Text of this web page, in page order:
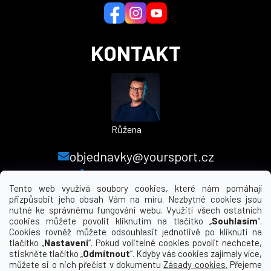
Tento web využívá soubory cookies, které nám pomáhají
přizpůsobit jeho obsah Vám na míru. Nezbytné cookies jsou
nutné ke správnému fungování webu. Využití všech ostatních
cookies můžete povolit kliknutím na tlačítko „Souhlasím“.
Cookies rovněž můžete odsouhlasit jednotlivě po kliknutí na
tlačítko „Nastavení“. Pokud volitelné cookies povolit nechcete,
stiskněte tlačítko „Odmítnout“. Kdyby vás cookies zajímaly více,
můžete si o nich přečíst v dokumentuZásady cookies. Přejeme
KONTAKT
Růžena
objednavky@yoursport.cz
+420 224 250 000
MENU
INFORMACE PRO VÁS